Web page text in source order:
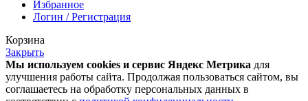
Избранное
Логин / Регистрация
Корзина
Закрыть
Мы используем cookies и сервис Яндекс Метрика для
улучшения работы сайта. Продолжая пользоваться сайтом, вы
соглашаетесь на обработку персональных данных в